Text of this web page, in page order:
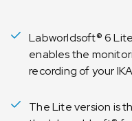
Labworldsoft® 6
enables the
recording of your
The Lite version is